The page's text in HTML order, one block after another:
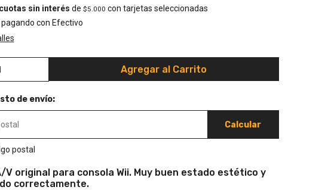
sin interés de $5.000 con tarjetas seleccionadas
con Efectivo
Agregar al Carrito
de envío:
Calcular
postal
V original para consola Wii. Muy buen estado estético y
correctamente.